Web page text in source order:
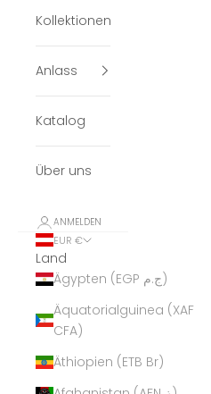
Kollektionen
Anlass
Katalog
Über uns
ANMELDEN
EUR €
Land
Ägypten (EGP ج.م)
Äquatorialguinea (XAF
CFA)
Äthiopien (ETB Br)